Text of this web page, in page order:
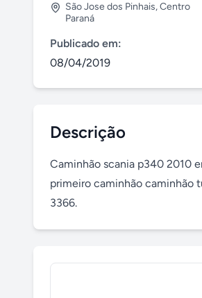
São Jose dos Pinhais,Centro
Paraná
Publicado em:
08/04/2019
Descrição
Caminhão scania p340 2010
primeiro caminhão caminhão
3366.